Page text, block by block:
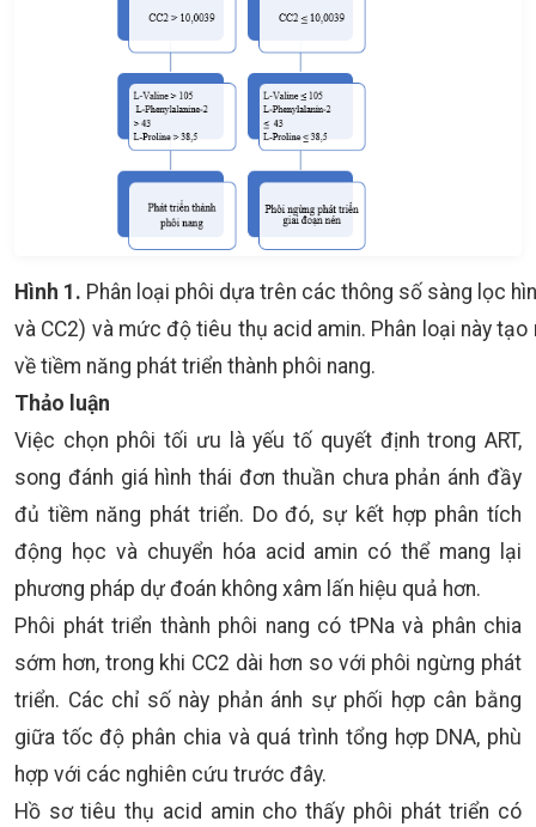
Hình 1. Phân loại phôi dựa trên các thông số sàng lọc
và CC2) và mức độ tiêu thụ acid amin. Phân loại này tạo
về tiềm năng phát triển thành phôi nang.
Thảo luận
Việc chọn phôi tối ưu là yếu tố quyết định trong ART,
song đánh giá hình thái đơn thuần chưa phản ánh đầy
đủ tiềm năng phát triển. Do đó, sự kết hợp phân tích
động học và chuyển hóa acid amin có thể mang lại
phương pháp dự đoán không xâm lấn hiệu quả hơn.
Phôi phát triển thành phôi nang có tPNa và phân chia
sớm hơn, trong khi CC2 dài hơn so với phôi ngừng phát
triển. Các chỉ số này phản ánh sự phối hợp cân bằng
giữa tốc độ phân chia và quá trình tổng hợp DNA, phù
hợp với các nghiên cứu trước đây.
Hồ sơ tiêu thụ acid amin cho thấy phôi phát triển có